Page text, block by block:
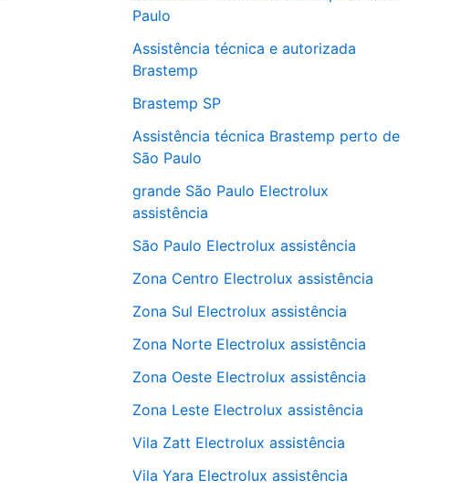
Paulo
Assistência técnica e autorizada
Brastemp
Brastemp SP
Assistência técnica Brastemp perto de
São Paulo
grande São Paulo Electrolux
assistência
São Paulo Electrolux assistência
Zona Centro Electrolux assistência
Zona Sul Electrolux assistência
Zona Norte Electrolux assistência
Zona Oeste Electrolux assistência
Zona Leste Electrolux assistência
Vila Zatt Electrolux assistência
Vila Yara Electrolux assistência